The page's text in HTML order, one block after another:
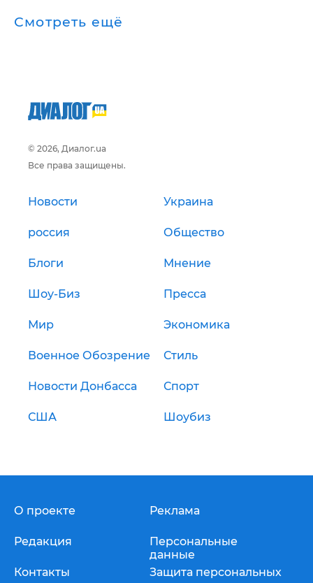
Смотреть ещё
© 2026, Диалог.ua
Все права защищены.
Новости Украина
россия Общество
Блоги Мнение
Шоу-Биз Пресса
Мир Экономика
Военное Обозрение Стиль
Новости Донбасса Спорт
США Шоубиз
О проекте
Редакция
Контакты
Реклама
Персональные
данные
Защита персональных